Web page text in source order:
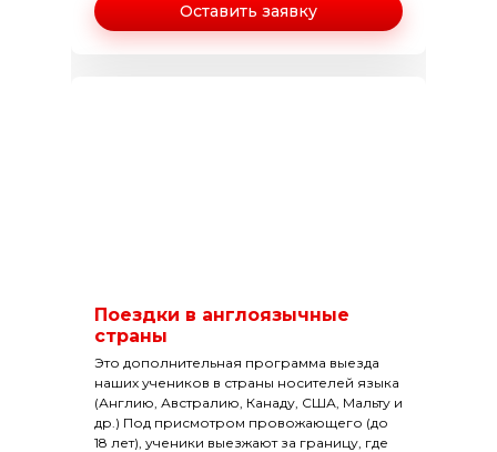
Оставить заявку
Поездки в англоязычные
страны
Это дополнительная программа выезда
наших учеников в страны носителей языка
(Англию, Австралию, Канаду, США, Мальту и
др.) Под присмотром провожающего (до
18 лет), ученики выезжают за границу, где